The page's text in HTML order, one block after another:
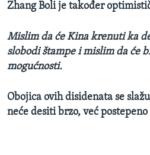
Zhang Boli je također
Mislim da će Kina krenuti ka
slobodi štampe i mislim da će
mogućnosti.
Obojica ovih disidenata se
neće desiti brzo, već